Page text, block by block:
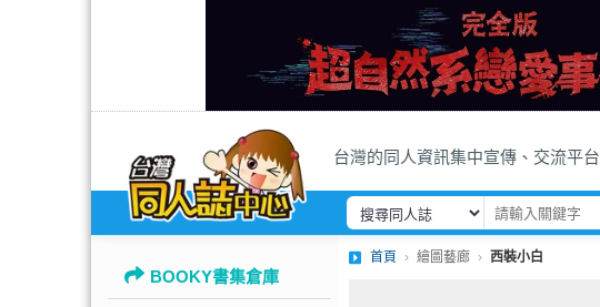
台灣的同人資訊集中宣傳、交流平台
BOOKY書集倉庫
首頁 繪圖藝廊 西裝小白